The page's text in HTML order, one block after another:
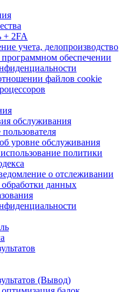
+ 2FA
учета, делопроизводство
обеспечении
файлов cookie
обслуживания
уровне обслуживания
политики
о отслеживании
данных
(Вывод)